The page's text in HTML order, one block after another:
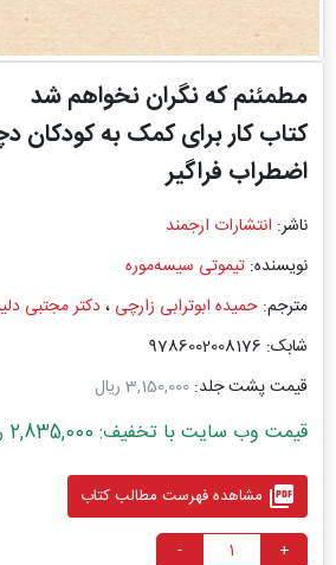
مطمئنم که نگران نخواهم شد
کتاب کار برای کمک به کودکان
اضطراب فراگیر
ناشر: انتشارات ارجمند
نویسنده: تیموتی سیسه‌موره
مترجم: حمیده ابوترابی زارچی ،دکتر مجتبی
شابک: 9786002008176
قیمت پشت جلد: 3,150,000 ریال
قیمت وب سایت با تخفیف: 2,835,000 ریال
picture_as_pdf مشاهده فهرست مطالب کتاب
+
-